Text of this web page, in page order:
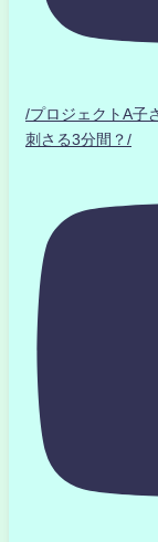
/プロジェクトA
刺さる3分間？/